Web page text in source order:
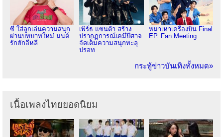
ซี ใส่ลูกเล่นความสนุก
ผ่านบทบาทใหม่ มนต์
รักฮักอีหลี
เพิร์ธ แซนต้า สร้าง
ปรากฏการณ์เคมีปีศาจ
จัดเต็มความสนุกทะลุ
ปรอท
หมาเห่าเครื่องบิน Final
EP. Fan Meeting
กระทู้ข่าวบันเทิงทั้งหมด»
เนื้อเพลงไทยยอดนิยม